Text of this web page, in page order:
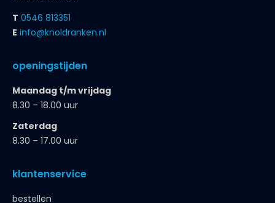
T 0546 813351
E info@knoldranken.nl
openingstijden
Maandag t/m vrijdag
8.30 – 18.00 uur
Zaterdag
8.30 – 17.00 uur
klantenservice
bestellen